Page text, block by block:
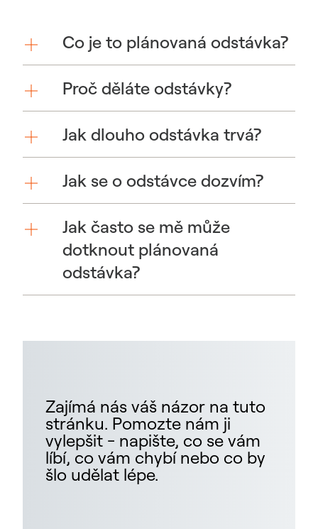
Co je to plánovaná odstávka?
Proč děláte odstávky?
Jak dlouho odstávka trvá?
Jak se o odstávce dozvím?
Jak často se mě může
dotknout plánovaná
odstávka?
Zajímá nás váš názor na tuto
stránku. Pomozte nám ji
vylepšit - napište, co se vám
líbí, co vám chybí nebo co by
šlo udělat lépe.